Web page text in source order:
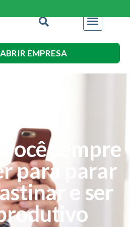
EMPRESA
sempre
para parar
e ser